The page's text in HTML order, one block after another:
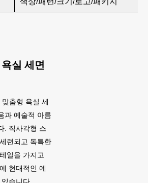
실 세면
맞춤형 욕실 세
과 예술적 아름
. 직사각형 스
련되고 독특한
일을 가지고
현대적인 예